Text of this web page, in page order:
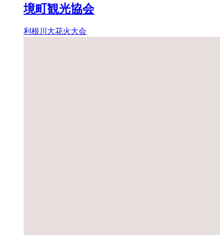
境町観光協会
利根川大花火大会